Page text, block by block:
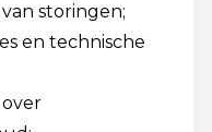
storingen;
en technische